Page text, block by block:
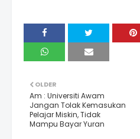
OLDER
Am : Universiti Awam
Jangan Tolak Kemasukan
Pelajar Miskin, Tidak
Mampu Bayar Yuran